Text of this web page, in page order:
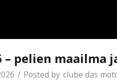
– pelien maailma
/ Posted by clube das